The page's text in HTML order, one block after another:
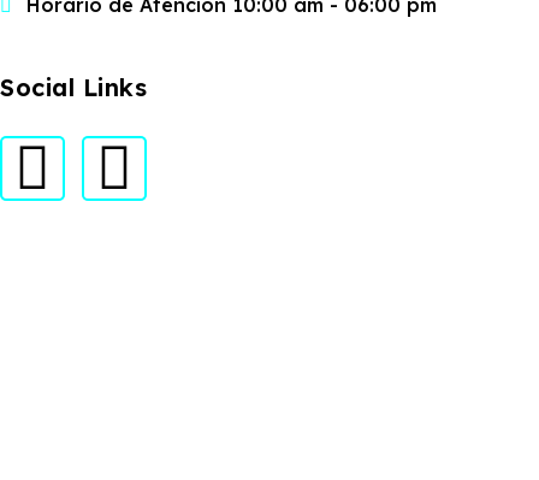
Horario de Atención 10:00 am - 06:00 pm
Social Links